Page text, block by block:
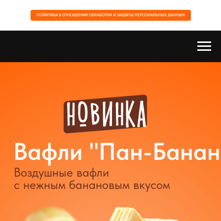
ПОЛИТИКА В ОТНОШЕНИИ ОБРАБОТКИ И ЗАЩИТЫ ПЕРСОНАЛЬНЫХ ДАННЫХ
Вафли "Пан-Банан"
Воздушные вафли
с нежным банановым вкусом